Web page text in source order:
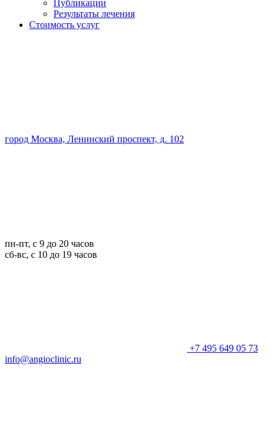
Публикации
Результаты лечения
Стоимость услуг
город Москва, Ленинский проспект, д. 102
пн-пт, с 9 до 20 часов
сб-вс, с 10 до 19 часов
+7 495 649 05 73
info@angioclinic.ru